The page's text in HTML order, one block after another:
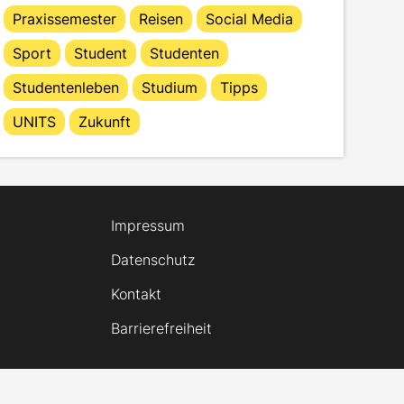
Praxissemester
Reisen
Social Media
Sport
Student
Studenten
Studentenleben
Studium
Tipps
UNITS
Zukunft
Impressum
Datenschutz
Kontakt
Barrierefreiheit